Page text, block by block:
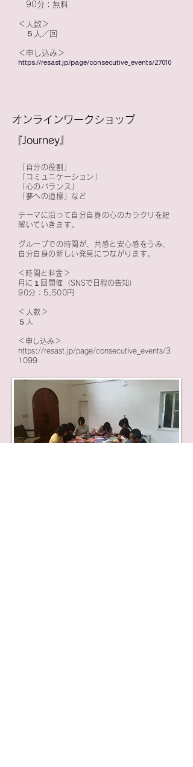
90分：無料
＜人数＞
​ ５人／回
＜申し込み＞
https://resast.jp/page/consecutive_events/27010
​オンラインワークショップ
『Journey』
「自分の役割」
「コミュニケーション」
「心のバランス」
「夢への道標」など
テーマに沿って自分自身の心のカラクリを紐
解いていきます。
グループでの時間が、共感と安心感をうみ、
自分自身の新しい発見につながります。
​＜時間と料金＞
​月に１回開催 （SNSで日程の告知）
90分：5,500円
＜人数＞
​５人
＜申し込み＞
https://resast.jp/page/consecutive_events/3
1099